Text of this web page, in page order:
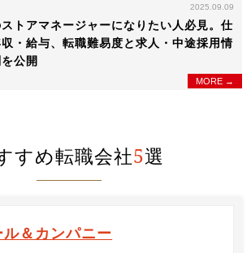
2025.09.09
トアマネージャーになりたい人必見。仕
・給与、転職難易度と求人・中途採用情
公開
MORE →
すめ転職会社5選
ル＆カンパニー